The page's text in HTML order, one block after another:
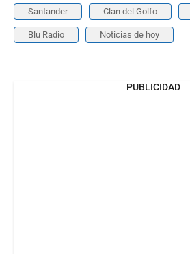
Santander Clan del Golfo
Blu Radio Noticias de hoy
PUBLICIDAD